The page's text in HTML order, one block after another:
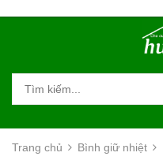
Trang chủ Bình giữ nhiệt